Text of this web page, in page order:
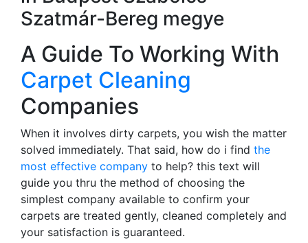
Szatmár-Bereg megye
A Guide To Working With
Carpet Cleaning
Companies
When it involves dirty carpets, you wish the matter
solved immediately. That said, how do i find the
most effective company to help? this text will
guide you thru the method of choosing the
simplest company available to confirm your
carpets are treated gently, cleaned completely and
your satisfaction is guaranteed.